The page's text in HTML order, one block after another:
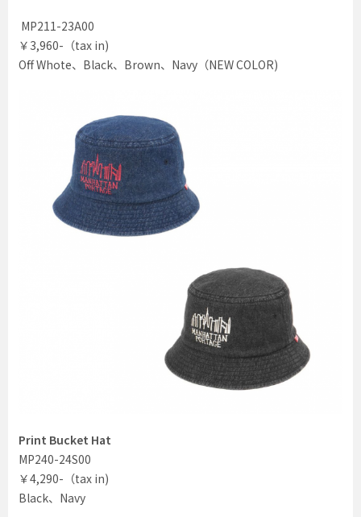
MP211-23A00
￥3,960-（tax in)
Off Whote、Black、Brown、Navy（NEW COLOR)
Print Bucket Hat
MP240-24S00
￥4,290-（tax in)
Black、Navy